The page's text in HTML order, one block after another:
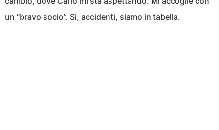
un “bravo socio”. Si, accidenti, siamo in tabella.